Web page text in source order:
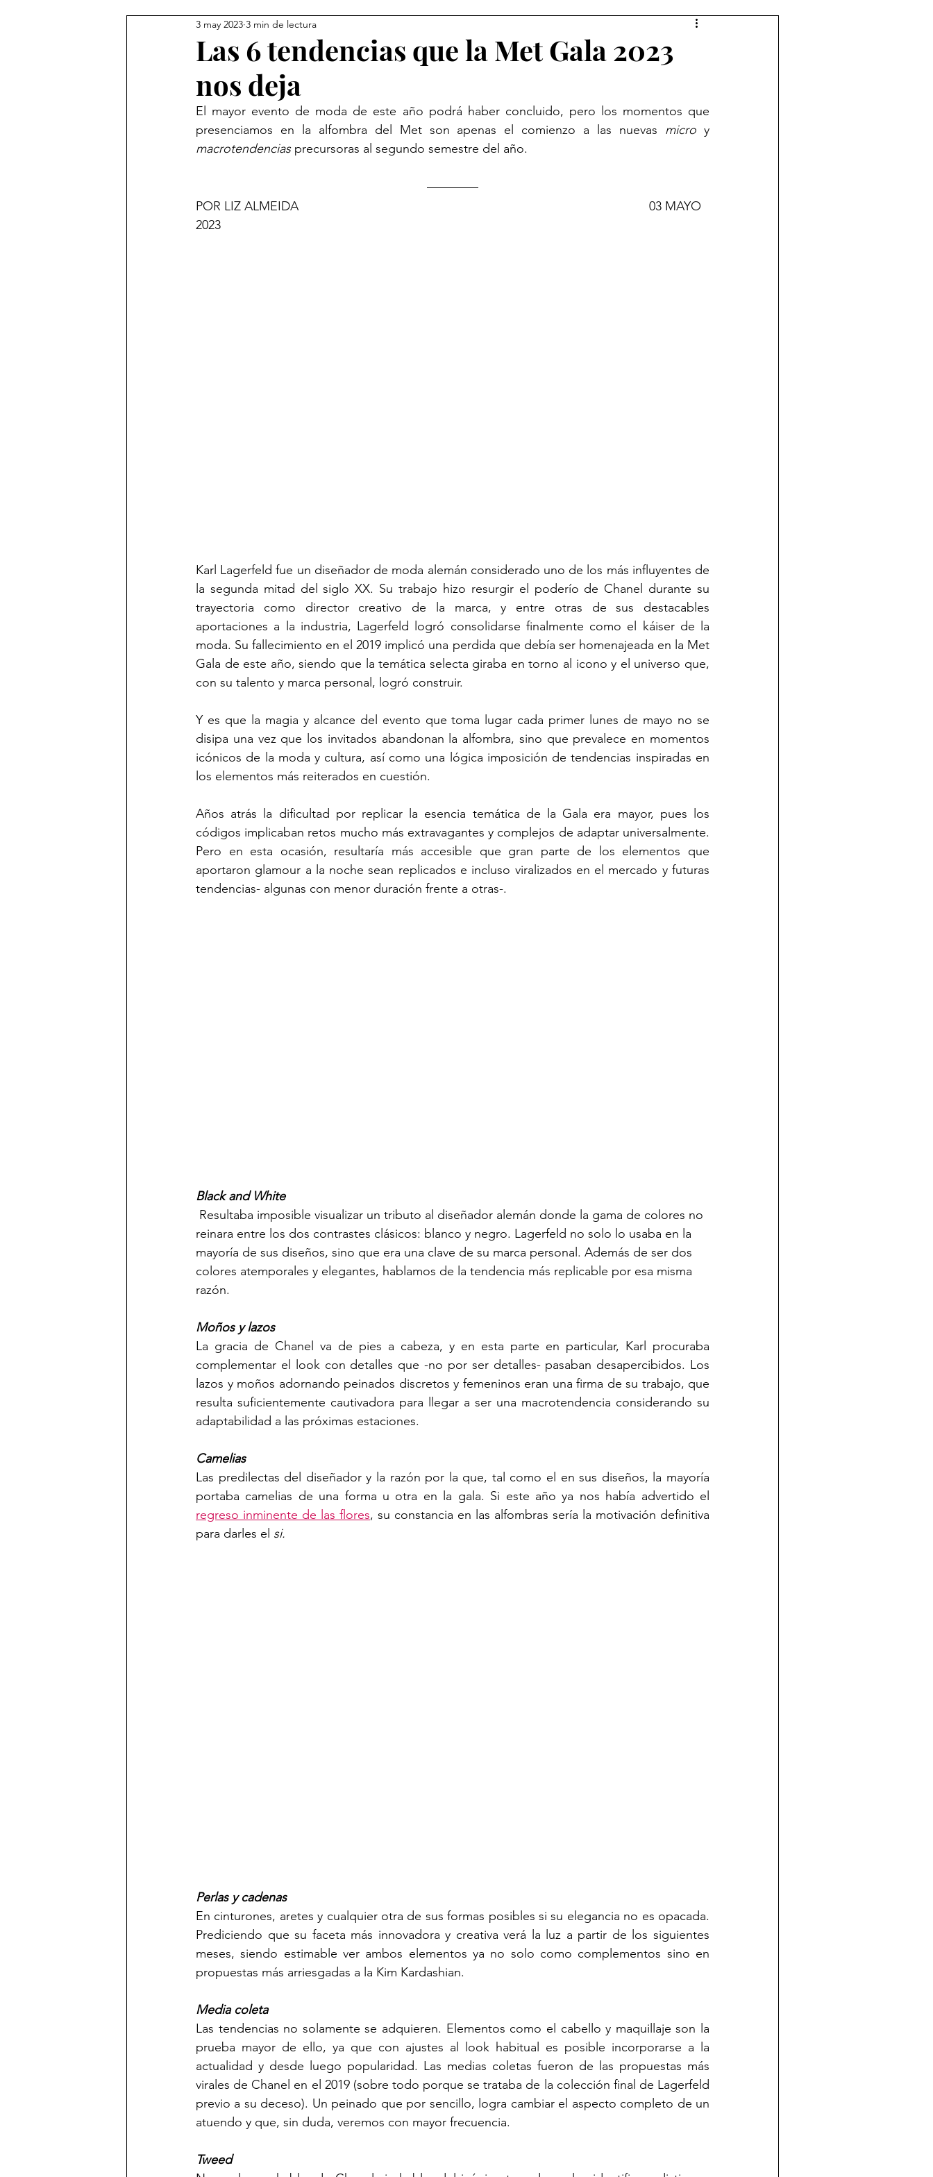
Las 6 tendencias que la Met Gala 2023
nos deja
3 may 2023 3 min de lectura
El mayor evento de moda de este año podrá haber concluido, pero los momentos que
presenciamos en la alfombra del Met son apenas el comienzo a las nuevas micro
macrotendencias precursoras al segundo semestre del año.
POR LIZ ALMEIDA                                                                                                     03 MAYO
2023
Karl Lagerfeld fue un diseñador de moda alemán considerado uno de los más influyentes de
la segunda mitad del siglo XX. Su trabajo hizo resurgir el poderío de Chanel durante su
trayectoria como director creativo de la marca, y entre otras de sus destacables
aportaciones a la industria, Lagerfeld logró consolidarse finalmente como el káiser de la
moda. Su fallecimiento en el 2019 implicó una perdida que debía ser homenajeada en la Met
Gala de este año, siendo que la temática selecta giraba en torno al icono y el universo que,
con su talento y marca personal, logró construir.
Y es que la magia y alcance del evento que toma lugar cada primer lunes de mayo no se
disipa una vez que los invitados abandonan la alfombra, sino que prevalece en momentos
icónicos de la moda y cultura, así como una lógica imposición de tendencias inspiradas en
los elementos más reiterados en cuestión.
Años atrás la dificultad por replicar la esencia temática de la Gala era mayor, pues los
códigos implicaban retos mucho más extravagantes y complejos de adaptar universalmente.
Pero en esta ocasión, resultaría más accesible que gran parte de los elementos que
aportaron glamour a la noche sean replicados e incluso viralizados en el mercado y futuras
tendencias- algunas con menor duración frente a otras-.
Black and White
reinara entre los dos contrastes clásicos: blanco y negro. Lagerfeld no solo lo usaba en la
mayoría de sus diseños, sino que era una clave de su marca personal. Además de ser dos
colores atemporales y elegantes, hablamos de la tendencia más replicable por esa misma
razón.
Moños y lazos
La gracia de Chanel va de pies a cabeza, y en esta parte en particular, Karl procuraba
complementar el look con detalles que -no por ser detalles- pasaban desapercibidos. Los
lazos y moños adornando peinados discretos y femeninos eran una firma de su trabajo, que
resulta suficientemente cautivadora para llegar a ser una macrotendencia considerando su
adaptabilidad a las próximas estaciones.
Camelias
Las predilectas del diseñador y la razón por la que, tal como el en sus diseños, la mayoría
regreso inminente de las flores, su constancia en las alfombras sería la motivación definitiva
para darles el si.
Perlas y cadenas
En cinturones, aretes y cualquier otra de sus formas posibles si su elegancia no es opacada.
Prediciendo que su faceta más innovadora y creativa verá la luz a partir de los siguientes
meses, siendo estimable ver ambos elementos ya no solo como complementos sino en
propuestas más arriesgadas a la Kim Kardashian.
Media coleta
Las tendencias no solamente se adquieren. Elementos como el cabello y maquillaje son la
prueba mayor de ello, ya que con ajustes al look habitual es posible incorporarse a la
actualidad y desde luego popularidad. Las medias coletas fueron de las propuestas más
virales de Chanel en el 2019 (sobre todo porque se trataba de la colección final de Lagerfeld
previo a su deceso). Un peinado que por sencillo, logra cambiar el aspecto completo de un
atuendo y que, sin duda, veremos con mayor frecuencia.
Tweed